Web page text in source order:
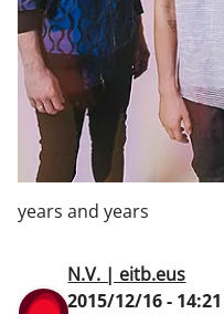
years and years
N.V. | eitb.eus
2015/12/16 - 14:21